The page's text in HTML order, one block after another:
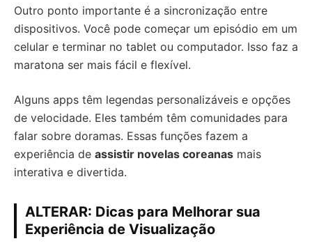
Outro ponto importante é a sincronização entre
dispositivos. Você pode começar um episódio em um
celular e terminar no tablet ou computador. Isso faz a
maratona ser mais fácil e flexível.
Alguns apps têm legendas personalizáveis e opções
de velocidade. Eles também têm comunidades para
falar sobre doramas. Essas funções fazem a
experiência de assistir novelas coreanas mais
interativa e divertida.
ALTERAR: Dicas para Melhorar sua
Experiência de Visualização